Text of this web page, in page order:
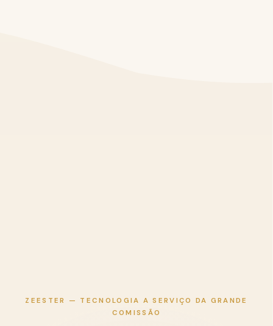
ZEESTER — TECNOLOGIA A SERVIÇO DA GRANDE
COMISSÃO